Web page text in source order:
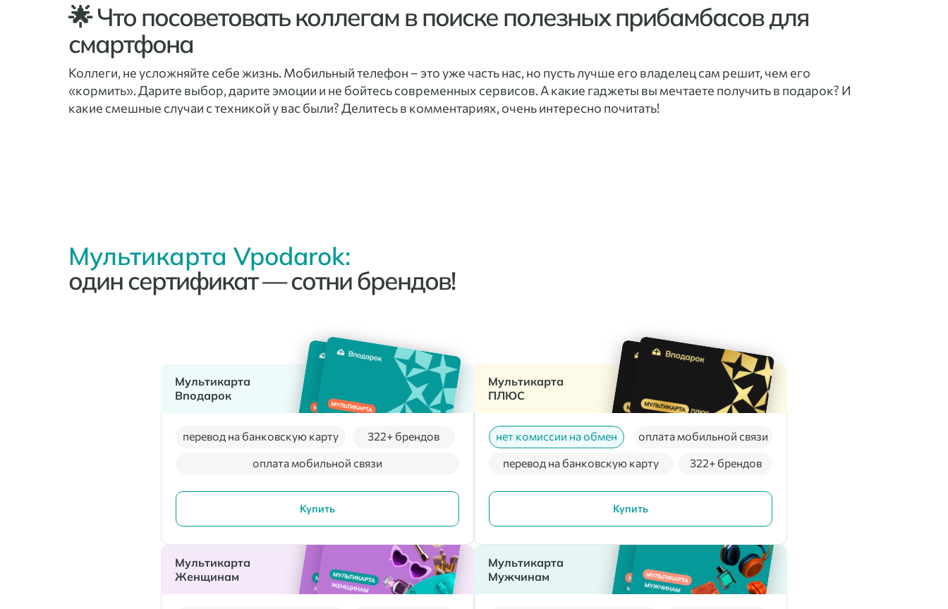
🌟 Что посоветовать коллегам в поиске полезных прибамбасов для
смартфона
Коллеги, не усложняйте себе жизнь. Мобильный телефон – это уже часть нас, но пусть лучше его владелец сам решит, чем его
«кормить». Дарите выбор, дарите эмоции и не бойтесь современных сервисов. А какие гаджеты вы мечтаете получить в подарок? И
какие смешные случаи с техникой у вас были? Делитесь в комментариях, очень интересно почитать!
Мультикарта Vpodarok:
один сертификат — сотни брендов!
Мультикарта
Вподарок
оплата мобильной связи
перевод на банковскую карту 322+ брендов
Купить
Мультикарта
ПЛЮС
нет комиссии на обмен
оплата мобильной связи
перевод на банковскую карту
322+ брендов
Купить
Мультикарта
Женщинам
Мультикарта
Мужчинам